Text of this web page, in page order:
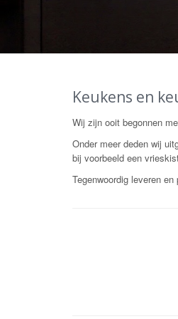
Keukens en
Wij zijn ooit begonnen
Onder meer deden wij
bij voorbeeld een
Tegenwoordig leveren